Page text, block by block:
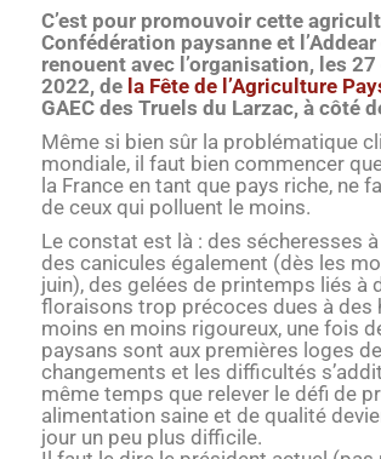
C’est pour promouvoir cette
Confédération paysanne et l’Addear
renouent avec l’organisation, les
2022, de la Fête de l’Agriculture
GAEC des Truels du Larzac, à côté
Même si bien sûr la problématique
mondiale, il faut bien commencer
la France en tant que pays riche, ne
de ceux qui polluent le moins.
Le constat est là : des sécheresses
des canicules également (dès les
juin), des gelées de printemps liés à
floraisons trop précoces dues à des
moins en moins rigoureux, une fois
paysans sont aux premières loges
changements et les difficultés
même temps que relever le défi de
alimentation saine et de qualité
jour un peu plus difficile.